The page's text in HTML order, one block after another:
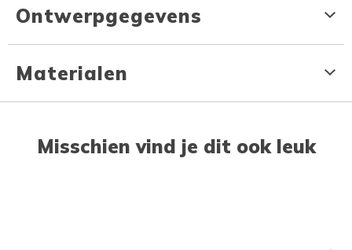
Ontwerpgegevens
Materialen
Misschien vind je dit ook leuk